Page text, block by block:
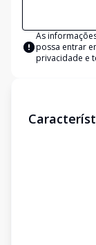
As
possa entrar
privacidade e